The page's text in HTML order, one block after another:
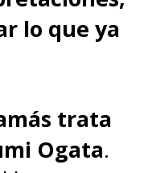
lo que ya
trata
Ogata.